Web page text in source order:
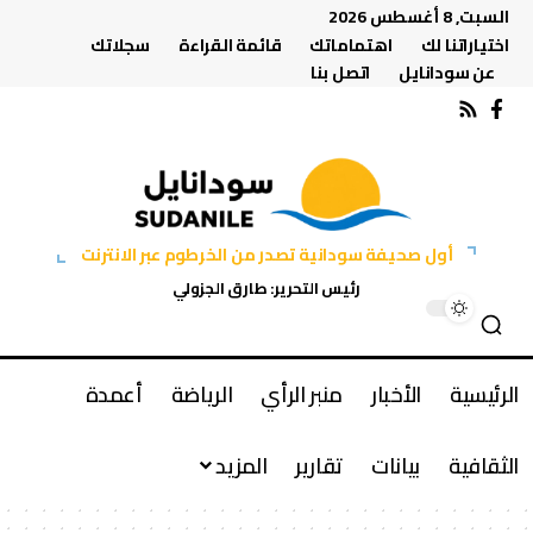
السبت, 8 أغسطس 2026
اختياراتنا لك
اهتماماتك قائمة القراءة
سجلاتك
عن سودانايل
اتصل بنا
أول صحيفة سودانية تصدر من الخرطوم عبر الانترنت
رئيس التحرير: طارق الجزولي
الرئيسية الأخبار منبر الرأي الرياضة
أعمدة
الثقافية
بيانات تقارير المزيد